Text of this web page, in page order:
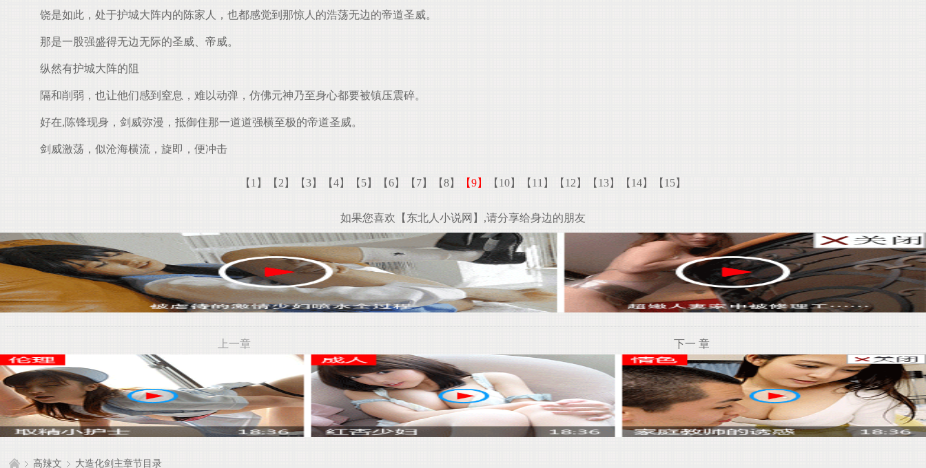
饶是如此，处于护城大阵内的陈家人，也都感觉到那惊人的浩荡无边的帝道圣威。
那是一股强盛得无边无际的圣威、帝威。
纵然有护城大阵的阻
隔和削弱，也让他们感到窒息，难以动弹，仿佛元神乃至身心都要被镇压震碎。
好在,陈锋现身，剑威弥漫，抵御住那一道道强横至极的帝道圣威。
剑威激荡，似沧海横流，旋即，便冲击
【1】 【2】 【3】 【4】 【5】 【6】 【7】 【8】 【9】 【10】 【11】 【12】 【13】 【14】 【15】
如果您喜欢【东北人小说网】,请分享给身边的朋友
上一章 下一 章
高辣文 大造化剑主章节目录